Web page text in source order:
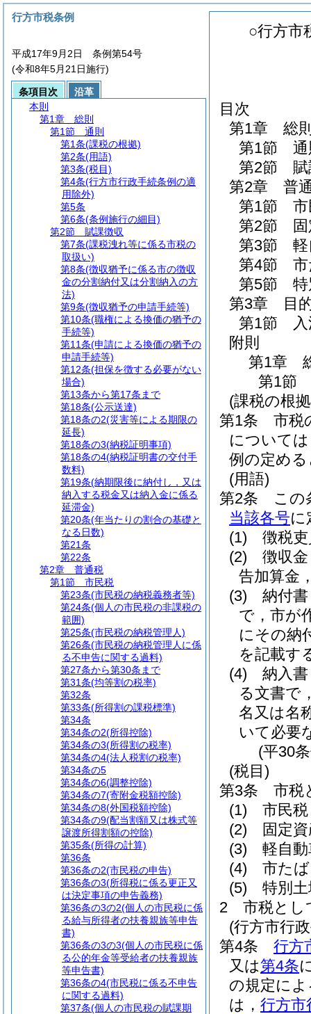
○行方市
目次
第1章
総
第1節
第2節
第2章
普
第1節
第2節
第3節
第4節
第5節
第3章
目
第1節
附則
第1章
第1節
(課税の根
第1条
市税
について
例の定め
(用語)
第2条
この
当該各号に
(1)
徴税
(2)
徴収
告加算金
(3)
納付
で，市が
にその納
を記載す
(4)
納入
る文書で
名又は名
いて必要
(平30
(税目)
第3条
市税
(1)
市民税
(2)
固定
(3)
軽自
(4)
市た
(5)
特別
2
市税とし
(行方市行
第4条
行方
又は第4条
の規定に
は， 行方市
行方市税条例
平成17年9月2日 条例第54号
(令和8年5月21日施行)
条項目次
沿革
本則
第1章
総則
第1節
通則
第1条(課税の根拠)
第2条(用語)
第3条(税目)
第4条(行方市行政手続条例の適
用除外)
第5条
第6条(条例施行の細目)
第2節
賦課徴収
第7条(課税洩れ等に係る市税の
取扱い)
第8条(徴収猶予に係る市の徴収
金の分割納付又は分割納入の方
法)
第9条(徴収猶予の申請手続等)
第10条(職権による換価の猶予の
手続等)
第11条(申請による換価の猶予の
申請手続等)
第12条(担保を徴する必要がない
場合)
第13条から第17条まで
第18条(公示送達)
第18条の2(災害等による期限の
延長)
第18条の3(納税証明事項)
第18条の4(納税証明書の交付手
数料)
第19条(納期限後に納付し，又は
納入する税金又は納入金に係る
延滞金)
第20条(年当たりの割合の基礎と
なる日数)
第21条
第22条
第2章
普通税
第1節
市民税
第23条(市民税の納税義務者等)
第24条(個人の市民税の非課税の
範囲)
第25条(市民税の納税管理人)
第26条(市民税の納税管理人に係
る不申告に関する過料)
第27条から第30条まで
第31条(均等割の税率)
第32条
第33条(所得割の課税標準)
第34条
第34条の2(所得控除)
第34条の3(所得割の税率)
第34条の4(法人税割の税率)
第34条の5
第34条の6(調整控除)
第34条の7(寄附金税額控除)
第34条の8(外国税額控除)
第34条の9(配当割額又は株式等
譲渡所得割額の控除)
第35条(所得の計算)
第36条
第36条の2(市民税の申告)
第36条の3(所得税に係る更正又
は決定事項の申告義務)
第36条の3の2(個人の市民税に係
る給与所得者の扶養親族等申告
書)
第36条の3の3(個人の市民税に係
る公的年金等受給者の扶養親族
等申告書)
第36条の4(市民税に係る不申告
に関する過料)
第37条(個人の市民税の賦課期